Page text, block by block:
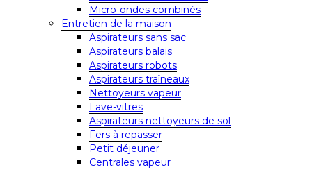
Micro-ondes combinés
Entretien de la maison
Aspirateurs sans sac
Aspirateurs balais
Aspirateurs robots
Aspirateurs traîneaux
Nettoyeurs vapeur
Lave-vitres
Aspirateurs nettoyeurs de sol
Fers à repasser
Petit déjeuner
Centrales vapeur